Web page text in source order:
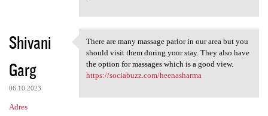
r
e
Shivani
Garg
06.10.2023
Adres
There are many massage parlor
There are many massage parlor in our area but you
should visit them during your stay. They also have
the option for massages which is a good view.
https://sociabuzz.com/heenasharma